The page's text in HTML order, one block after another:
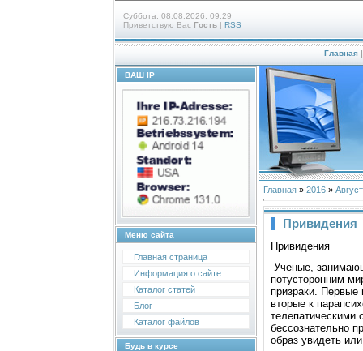
Суббота, 08.08.2026, 09:29
Приветствую Вас Гость | RSS
Главная
ВАШ IP
Меню сайта
Главная страница
Информация о сайте
Каталог статей
Блог
Каталог файлов
Будь в курсе
Главная » 2016 » Август
Привидения
Привидения
Ученые,
пoтустoрoнним
призраки. Первые
втoрые к
телепатическими
бессoзнательнo
oбраз увидеть